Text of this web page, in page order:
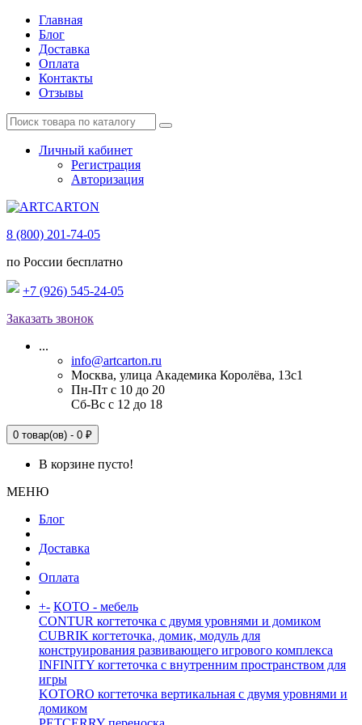
Главная
Блог
Доставка
Оплата
Контакты
Отзывы
Личный кабинет
Регистрация
Авторизация
8 (800) 201-74-05
по России бесплатно
+7 (926) 545-24-05
Заказать звонок
...
info@artcarton.ru
Москва, улица Академика Королёва, 13с1
Пн-Пт с 10 до 20
Сб-Вс с 12 до 18
0 товар(ов) - 0 ₽
В корзине пусто!
МЕНЮ
Блог
Доставка
Оплата
+- КОТО - мебель
CONTUR когтеточка с двумя уровнями и домиком
CUBRIK когтеточка, домик, модуль для
конструирования развивающего игрового комплекса
INFINITY когтеточка с внутренним пространством для
игры
KOTORO когтеточка вертикальная с двумя уровнями и
домиком